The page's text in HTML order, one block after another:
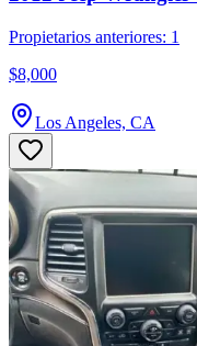
Propietarios anteriores: 1
$8,000
Los Angeles, CA